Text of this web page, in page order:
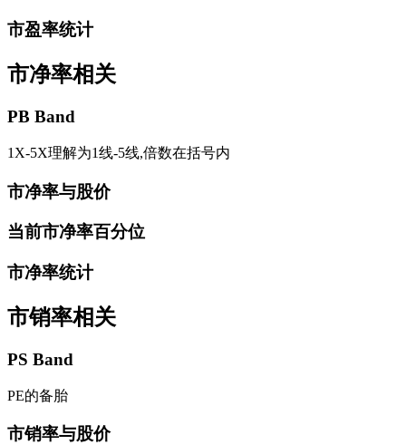
市盈率统计
市净率相关
PB Band
1X-5X理解为1线-5线,倍数在括号内
市净率与股价
当前市净率百分位
市净率统计
市销率相关
PS Band
PE的备胎
市销率与股价